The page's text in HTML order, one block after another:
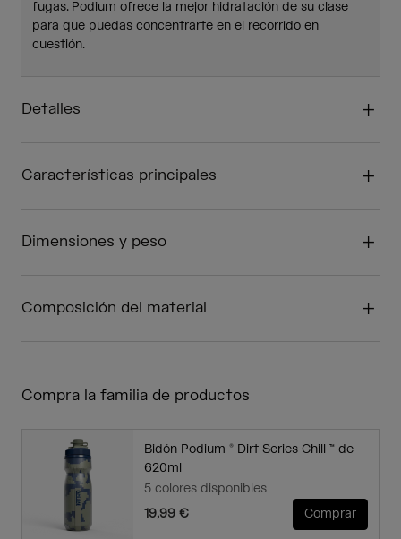
fugas. Podium ofrece la mejor hidratación de su clase
para que puedas concentrarte en el recorrido en
cuestión.
Detalles
Características principales
Dimensiones y peso
Composición del material
Compra la familia de productos
Bidón Podium ® Dirt Series Chill ™ de
620ml
5 colores disponibles
19,99 €
Comprar